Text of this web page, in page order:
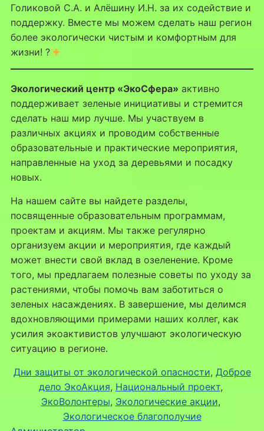
Голиковой С.А. и Алёшину И.Н. за их содействие и
поддержку. Вместе мы можем сделать наш регион
более экологически чистым и комфортным для
жизни! ?
Экологический центр «ЭкоСфера» активно
поддерживает зеленые инициативы и стремится
сделать наш мир лучше. Мы участвуем в
различных акциях и проводим собственные
образовательные и практические мероприятия,
направленные на уход за деревьями и посадку
новых.
На нашем сайте вы найдете разделы,
посвященные образовательным программам,
проектам и акциям. Мы также регулярно
организуем акции и мероприятия, где каждый
может внести свой вклад в озеленение. Кроме
того, мы предлагаем полезные советы по уходу за
растениями, чтобы помочь вам заботиться о
зеленых насаждениях. В завершение, мы делимся
вдохновляющими примерами наших коллег, как
усилия экоактивистов улучшают экологическую
ситуацию в регионе.
Дни защиты от экологической опасности, Доброе
дело ЭкоАкция, Национальный проект
ЭкоВолонтеры, Экологические акции
Экологическое благополучие